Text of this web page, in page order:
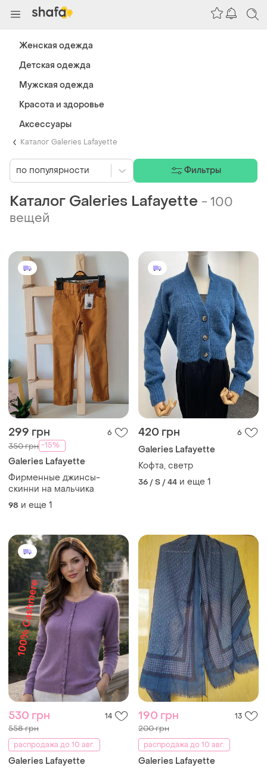
Каталог Galeries Lafayette
Каталог Galeries Lafayette -100
вещей
299 грн 6
350 грн -15%
Galeries Lafayette
Фирменные джинсы-
скинни на мальчика
98 и еще 1
420 грн 6
Galeries Lafayette
Кофта, светр
36 / S / 44 и еще 1
530 грн 14
558 грн
распродажа до 10 авг.
Galeries Lafayette
190 грн 13
200 грн
распродажа до 10 авг.
Galeries Lafayette
по популярности Фильтры
Женская одежда
Детская одежда
Мужская одежда
Красота и здоровье
Аксессуары